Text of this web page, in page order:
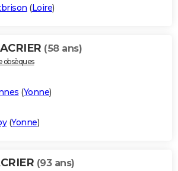
(Loire)
(58 ans)
obsèques
(Yonne)
(Yonne)
(93 ans)